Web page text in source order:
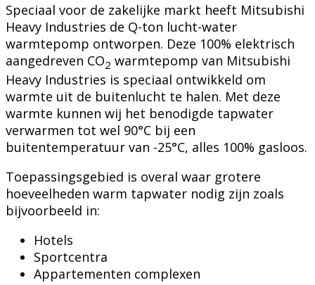
Speciaal voor de zakelijke markt heeft Mitsubishi
Heavy Industries de Q-ton lucht-water
warmtepomp ontworpen. Deze 100% elektrisch
aangedreven CO2 warmtepomp van Mitsubishi
Heavy Industries is speciaal ontwikkeld om
warmte uit de buitenlucht te halen. Met deze
warmte kunnen wij het benodigde tapwater
verwarmen tot wel 90°C bij een
buitentemperatuur van -25°C, alles 100% gasloos.
Toepassingsgebied is overal waar grotere
hoeveelheden warm tapwater nodig zijn zoals
bijvoorbeeld in:
Hotels
Sportcentra
Appartementen complexen